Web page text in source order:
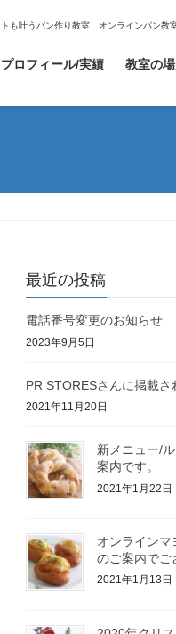
も叶うパン作り教室 オンラインパン教
プロフィール/実績 教室の
最近の投稿
電話番号変更のお知らせ
2023年9月5日
PR STORESさんに掲載さ
2021年11月20日
新メニュー/
案内です。
2021年1月22日
オンラインマ
のご案内でご
2021年1月13日